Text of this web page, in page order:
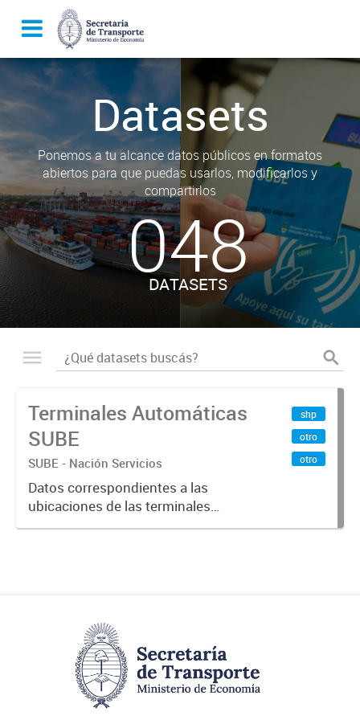
Datasets
Ponemos a tu alcance datos públicos en formatos
abiertos para que puedas usarlos, modificarlos y
compartirlos
048
DATASETS
Terminales Automáticas
SUBE
SUBE - Nación Servicios
Datos correspondientes a las
ubicaciones de las terminales
automáticas de auto servicio (TAS)
shp
otro
otro